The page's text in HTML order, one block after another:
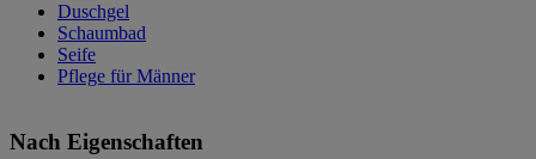
Duschgel
Schaumbad
Seife
Pflege für Männer
Nach Eigenschaften